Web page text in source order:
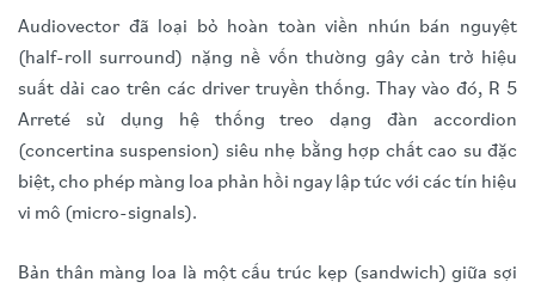
Audiovector đã loại bỏ hoàn toàn viền nhún bán nguyệt
(half-roll surround) nặng nề vốn thường gây cản trở hiệu
suất dải cao trên các driver truyền thống. Thay vào đó, R 5
Arreté sử dụng hệ thống treo dạng đàn accordion
(concertina suspension) siêu nhẹ bằng hợp chất cao su đặc
biệt, cho phép màng loa phản hồi ngay lập tức với các tín hiệu
vi mô (micro-signals).
Bản thân màng loa là một cấu trúc kẹp (sandwich) giữa sợi